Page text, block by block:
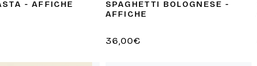
- AFFICHE
SPAGHETTI BOLOGNESE -
AFFICHE
Prix
36,00€